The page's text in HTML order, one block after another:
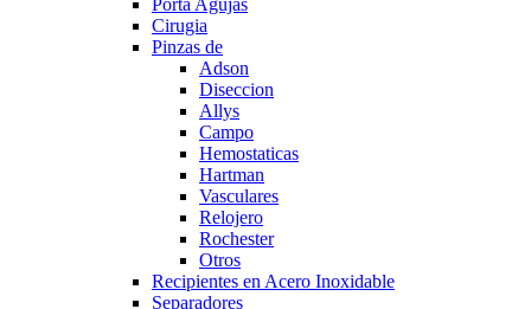
Porta Agujas
Cirugia
Pinzas de
Adson
Diseccion
Allys
Campo
Hemostaticas
Hartman
Vasculares
Relojero
Rochester
Otros
Recipientes en Acero Inoxidable
Separadores